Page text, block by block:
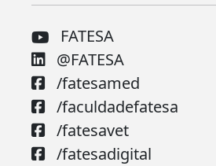
FATESA
@FATESA
/fatesamed
/faculdadefatesa
/fatesavet
/fatesadigital